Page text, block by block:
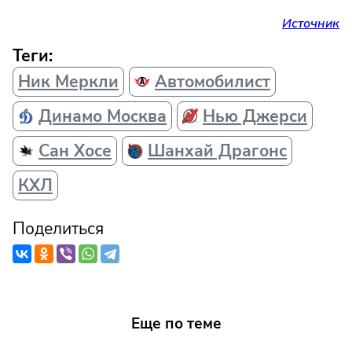
Источник
Теги:
Ник Меркли
Автомобилист
Динамо Москва
Нью Джерси
Сан Хосе
Шанхай Драгонс
КХЛ
Поделиться
Еще по теме